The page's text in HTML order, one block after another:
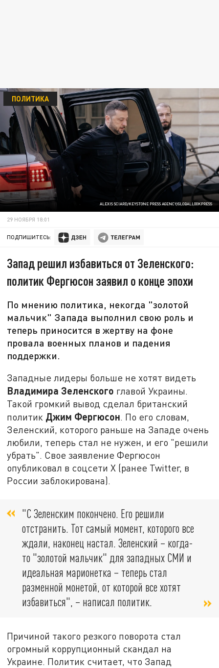
ALEXIS SCIARD/KEYSTONE PRESS AGENCY/GLOBALLOOKPRESS
ПОЛИТИКА
29 НОЯБРЯ 18:01
ПОДПИШИТЕСЬ:
Запад решил избавиться от Зеленского:
политик Фергюсон заявил о конце эпохи
По мнению политика, некогда "золотой
мальчик" Запада выполнил свою роль и
теперь приносится в жертву на фоне
провала военных планов и падения
поддержки.
Западные лидеры больше не хотят видеть
Владимира Зеленского главой Украины.
Такой громкий вывод сделал британский
политик Джим Фергюсон. По его словам,
Зеленский, которого раньше на Западе очень
любили, теперь стал не нужен, и его "решили
убрать". Свое заявление Фергюсон
опубликовал в соцсети X (ранее Twitter, в
России заблокирована).
"С Зеленским покончено. Его решили
отстранить. Тот самый момент, которого все
ждали, наконец настал. Зеленский – когда-
то "золотой мальчик" для западных СМИ и
идеальная марионетка – теперь стал
разменной монетой, от которой все хотят
избавиться", – написал политик.
Причиной такого резкого поворота стал
огромный коррупционный скандал на
Украине. Политик считает, что Запад